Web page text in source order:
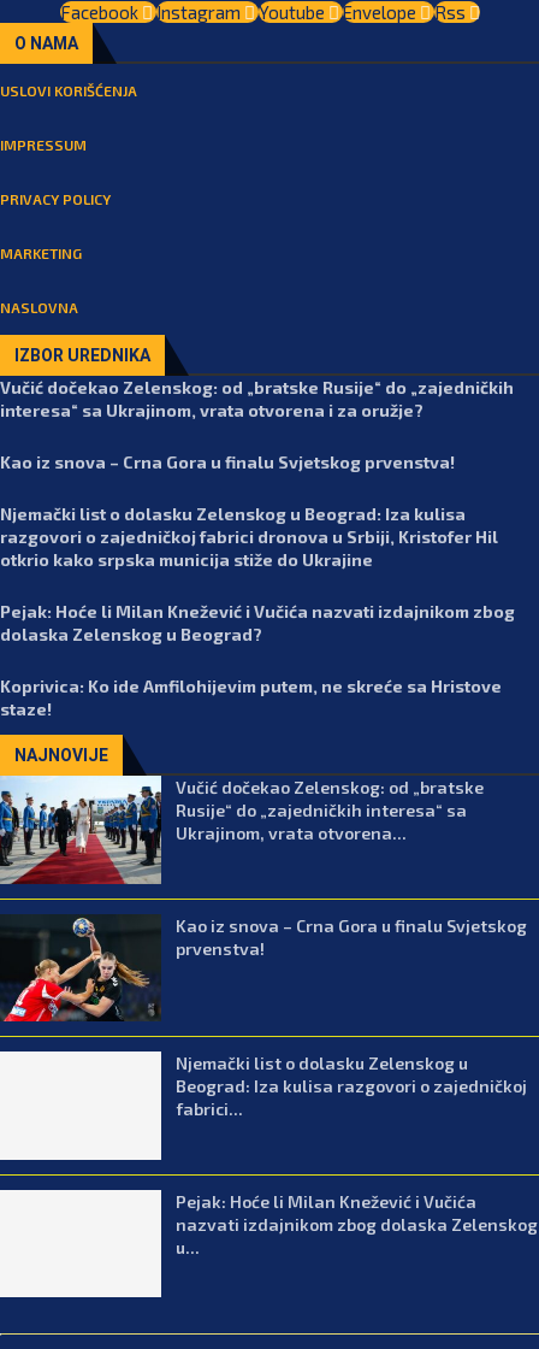
Facebook Instagram Youtube Envelope Rss
O NAMA
USLOVI KORIŠĆENJA
IMPRESSUM
PRIVACY POLICY
MARKETING
NASLOVNA
IZBOR UREDNIKA
Vučić dočekao Zelenskog: od „bratske Rusije“ do „zajedničkih
interesa“ sa Ukrajinom, vrata otvorena i za oružje?
Kao iz snova – Crna Gora u finalu Svjetskog prvenstva!
Njemački list o dolasku Zelenskog u Beograd: Iza kulisa
razgovori o zajedničkoj fabrici dronova u Srbiji, Kristofer Hil
otkrio kako srpska municija stiže do Ukrajine
Pejak: Hoće li Milan Knežević i Vučića nazvati izdajnikom zbog
dolaska Zelenskog u Beograd?
Koprivica: Ko ide Amfilohijevim putem, ne skreće sa Hristove
staze!
NAJNOVIJE
Vučić dočekao Zelenskog: od „bratske
Rusije“ do „zajedničkih interesa“ sa
Ukrajinom, vrata otvorena...
Kao iz snova – Crna Gora u finalu Svjetskog
prvenstva!
Njemački list o dolasku Zelenskog u
Beograd: Iza kulisa razgovori o zajedničkoj
fabrici...
Pejak: Hoće li Milan Knežević i Vučića
nazvati izdajnikom zbog dolaska Zelenskog
u...